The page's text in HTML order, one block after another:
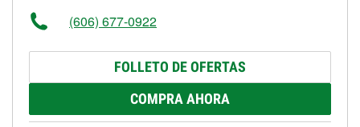
(606) 677-0922
FOLLETO DE OFERTAS
COMPRA AHORA